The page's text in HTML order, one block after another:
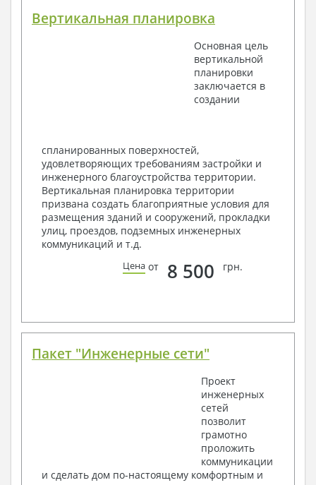
План координационных осей
Поэтажные маркировочные планы с
Разрезы и состав конструкций
Фасады с ведомостью внешних отделок
Экспликация полов
Объемы основных строительных материалов
Архитектурные узлы в конструкциях
2. Конструктивный раздел:
Общие данные по проекту
Схемы расположения и расчеты фундаментов
Элементы каркаса – схемы расположения
Схема расположения перекрытий
Опоры перекрытия на стены или Узлы
крепления, сечения
3. Инженерный раздел (приобретается по желанию
Водоснабжение и канализация
Условные обозначения с общими данными
Поэтажная система водоснабжения и
Аксономитрическая схема водоснабжения и
канализации
Вертикальная планировка
Основная цель
вертикальной
планировки
заключается в
создании
спланированных поверхностей,
удовлетворяющих требованиям застройки и
инженерного благоустройства территории.
Вертикальная планировка территории
призвана создать благоприятные условия для
размещения зданий и сооружений, прокладки
улиц, проездов, подземных инженерных
коммуникаций и т.д.
Цена от 8 500 грн.
Пакет "Инженерные сети"
Проект
инженерных
сетей
позволит
грамотно
проложить
коммуникации
и сделать дом по-настоящему комфортным и